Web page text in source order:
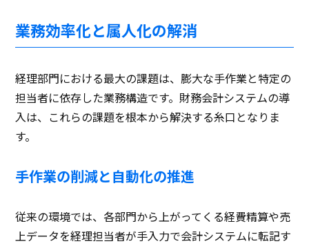
業務効率化と属人化の解消
経理部門における最大の課題は、膨大な手作業と特定の
担当者に依存した業務構造です。財務会計システムの導
入は、これらの課題を根本から解決する糸口となりま
す。
手作業の削減と自動化の推進
従来の環境では、各部門から上がってくる経費精算や売
上データを経理担当者が手入力で会計システムに転記す